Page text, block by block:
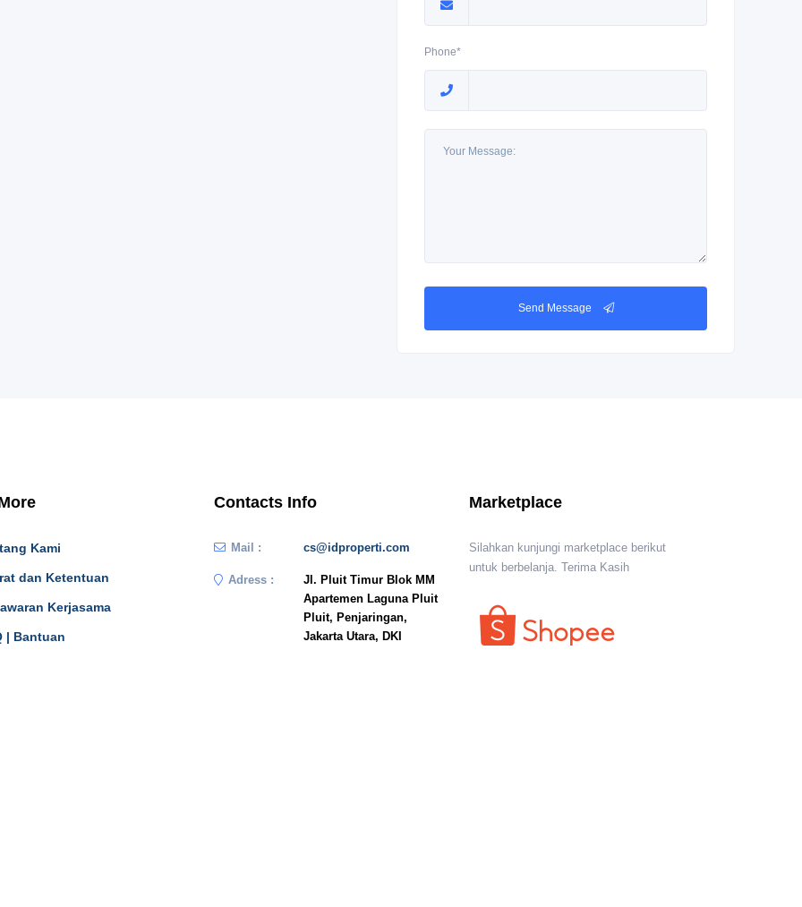
Phone*
Send Message
Kami
dan Ketentuan
Kerjasama
| Bantuan
Contacts Info
Mail : cs@idproperti.com
Adress :
Jl. Pluit Timur Blok MM
Apartemen Laguna Pluit
Pluit, Penjaringan,
Jakarta Utara, DKI
Marketplace
Silahkan kunjungi marketplace berikut
untuk berbelanja. Terima Kasih